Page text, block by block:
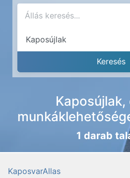
Kaposújlak,
1 darab
KaposvarAllas